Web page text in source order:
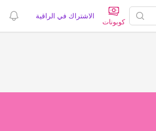
كوبونات
الاشتراك في الراقية عرض